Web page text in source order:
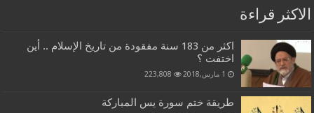
الاكثر قراءة
اكثر من 183 سنة مفقودة من تاريخ الإسلام .. أين
اختفت ؟
1 مارس,2018 223,808
طريقة ختم سورة يس المباركة